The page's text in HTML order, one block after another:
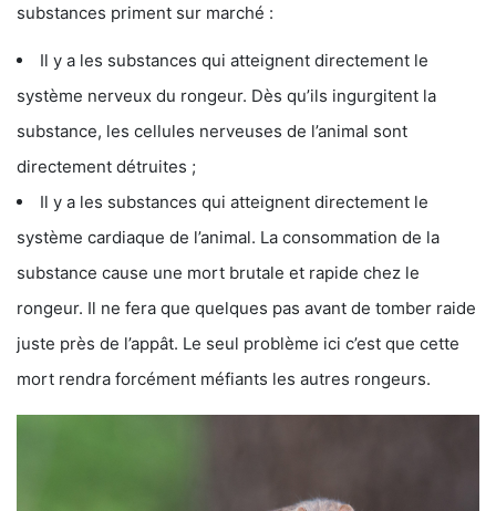
substances priment sur marché :
Il y a les substances qui atteignent directement le
système nerveux du rongeur. Dès qu’ils ingurgitent la
substance, les cellules nerveuses de l’animal sont
directement détruites ;
Il y a les substances qui atteignent directement le
système cardiaque de l’animal. La consommation de la
substance cause une mort brutale et rapide chez le
rongeur. Il ne fera que quelques pas avant de tomber raide
juste près de l’appât. Le seul problème ici c’est que cette
mort rendra forcément méfiants les autres rongeurs.